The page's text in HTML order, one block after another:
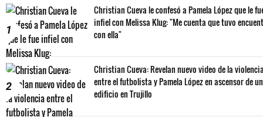
1
Christian Cueva le confesó a Pamela López que le
infiel con Melissa Klug: "Me cuenta que tuvo
con ella"
2
Christian Cueva: Revelan nuevo video de la
entre el futbolista y Pamela López en ascensor de un
edificio en Trujillo